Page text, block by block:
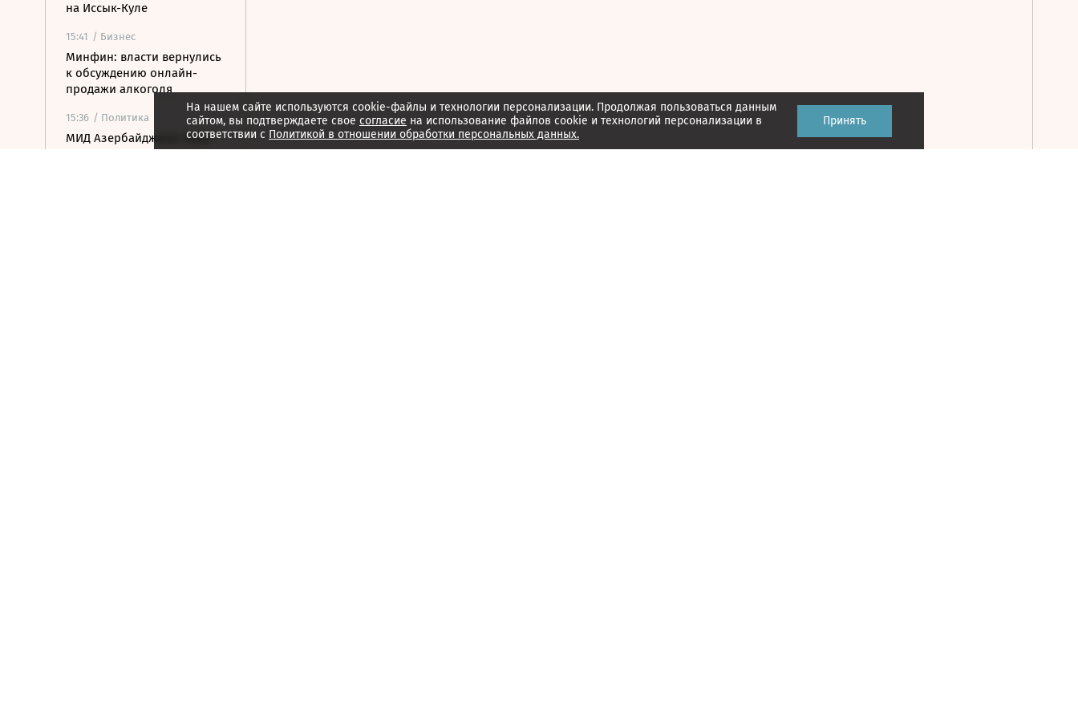
на Иссык-Куле
15:41 / Бизнес
Минфин: власти вернулись
к обсуждению онлайн-
продажи алкоголя
15:36 / Политика
МИД Азербайджана: Баку
готов поставлять газ на
На нашем сайте используются cookie-файлы и технологии персонализации. Продолжая пользоваться данным
сайтом, вы подтверждаете свое согласие на использование файлов cookie и технологий персонализации в
соответствии с Политикой в отношении обработки персональных данных.
Принять